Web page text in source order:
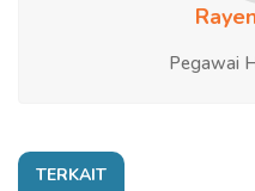
Pegawai
TERKAIT